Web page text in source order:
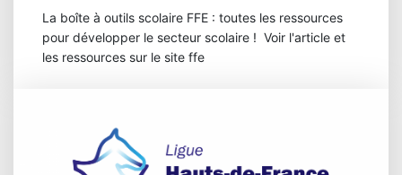
La boîte à outils scolaire FFE : toutes les ressources
pour développer le secteur scolaire ! Voir l'article et
les ressources sur le site ffe